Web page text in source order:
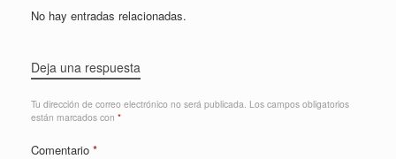
No hay entradas relacionadas.
Deja una respuesta
Tu dirección de correo electrónico no será publicada. Los campos obligatorios
están marcados con *
Comentario *